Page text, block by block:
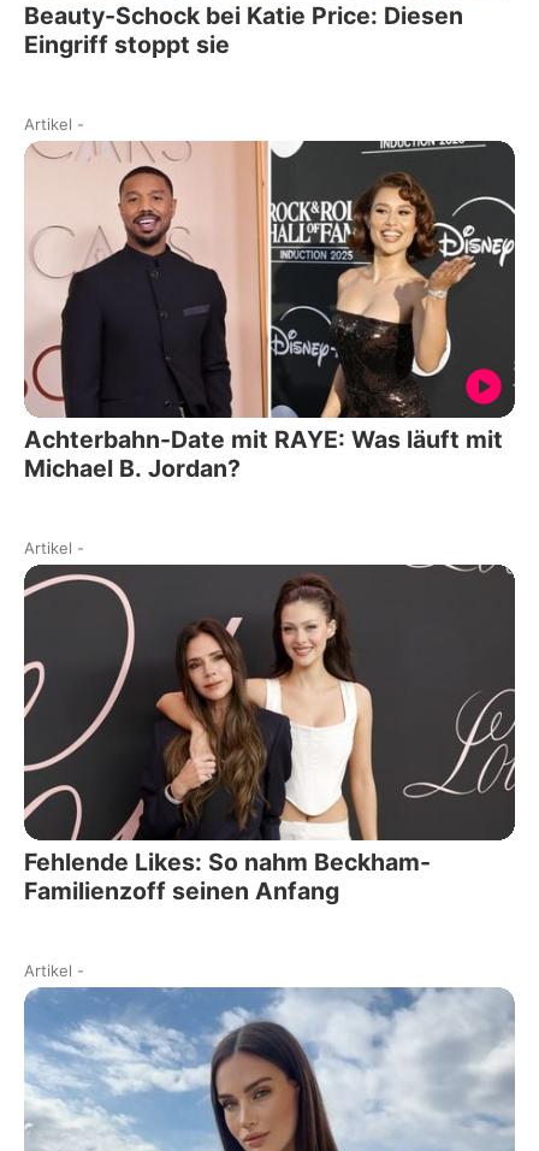
Beauty-Schock bei Katie Price: Diesen
Eingriff stoppt sie
Artikel -
Achterbahn-Date mit RAYE: Was läuft mit
Michael B. Jordan?
Artikel -
Fehlende Likes: So nahm Beckham-
Familienzoff seinen Anfang
Artikel -